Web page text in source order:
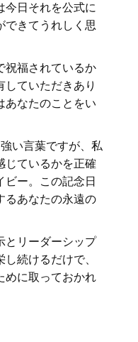
今日それを公式に
できてうれしく思
祝福されているか
していただきあり
あなたのことをい
い言葉ですが、私
じているかを正確
ビー。この記念日
るあなたの永遠の
とリーダーシップ
続けるだけで、
めに取っておかれ